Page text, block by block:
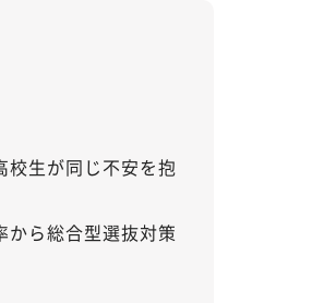
校生が同じ不安を抱
ら総合型選抜対策